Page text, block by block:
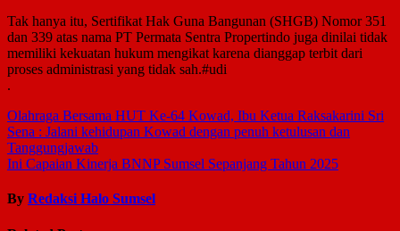
Tak hanya itu, Sertifikat Hak Guna Bangunan (SHGB) Nomor 351
dan 339 atas nama PT Permata Sentra Propertindo juga dinilai tidak
memiliki kekuatan hukum mengikat karena dianggap terbit dari
proses administrasi yang tidak sah.#udi
.
Navigasi
pos
Olahraga Bersama HUT Ke-64 Kowad, Ibu Ketua Raksakarini Sri
Sena : Jalani kehidupan Kowad dengan penuh ketulusan dan
Tanggungjawab
Ini Capaian Kinerja BNNP Sumsel Sepanjang Tahun 2025
By Redaksi Halo Sumsel